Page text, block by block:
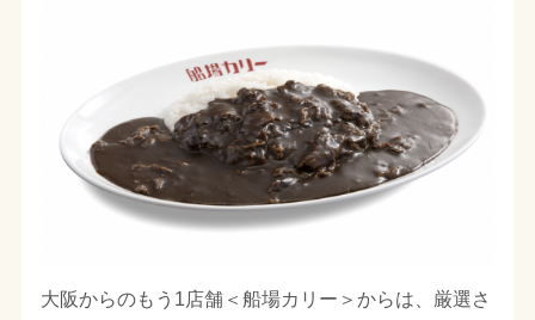
大阪からのもう1店舗＜船場カリー＞からは、厳選さ